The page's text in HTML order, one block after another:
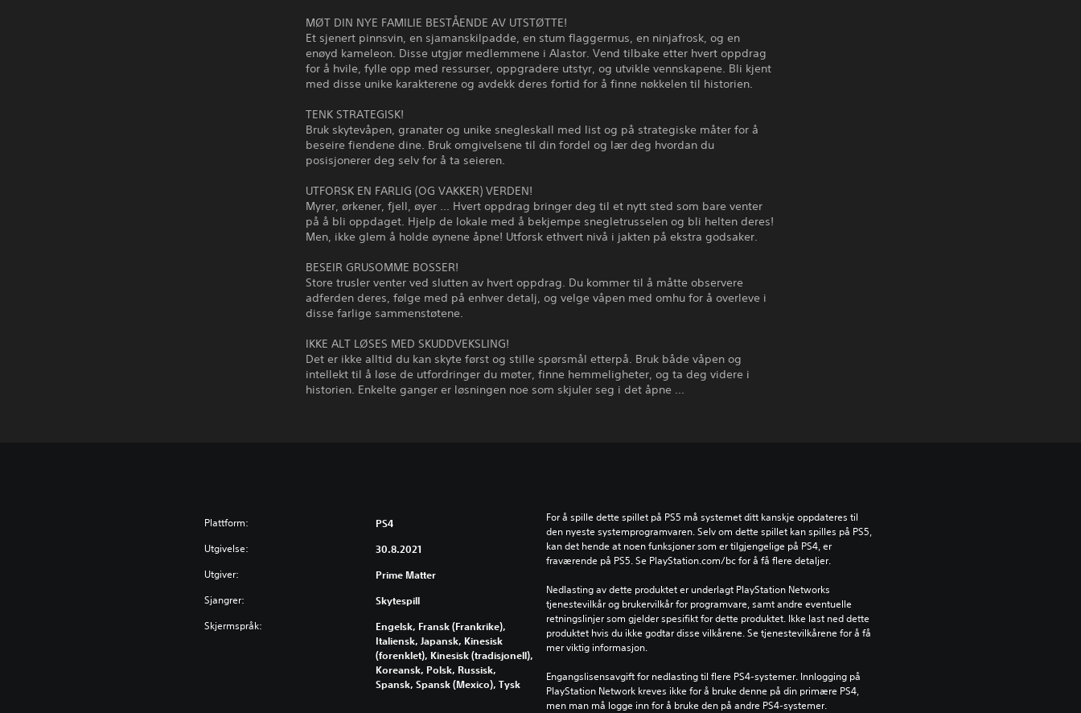
MØT DIN NYE FAMILIE BESTÅENDE AV UTSTØTTE!
Et sjenert pinnsvin, en sjamanskilpadde, en stum flaggermus, en ninjafrosk, og en
enøyd kameleon. Disse utgjør medlemmene i Alastor. Vend tilbake etter hvert oppdrag
for å hvile, fylle opp med ressurser, oppgradere utstyr, og utvikle vennskapene. Bli kjent
med disse unike karakterene og avdekk deres fortid for å finne nøkkelen til historien.
TENK STRATEGISK!
Bruk skytevåpen, granater og unike snegleskall med list og på strategiske måter for å
beseire fiendene dine. Bruk omgivelsene til din fordel og lær deg hvordan du
posisjonerer deg selv for å ta seieren.
UTFORSK EN FARLIG (OG VAKKER) VERDEN!
Myrer, ørkener, fjell, øyer ... Hvert oppdrag bringer deg til et nytt sted som bare venter
på å bli oppdaget. Hjelp de lokale med å bekjempe snegletrusselen og bli helten deres!
Men, ikke glem å holde øynene åpne! Utforsk ethvert nivå i jakten på ekstra godsaker.
BESEIR GRUSOMME BOSSER!
Store trusler venter ved slutten av hvert oppdrag. Du kommer til å måtte observere
adferden deres, følge med på enhver detalj, og velge våpen med omhu for å overleve i
disse farlige sammenstøtene.
IKKE ALT LØSES MED SKUDDVEKSLING!
Det er ikke alltid du kan skyte først og stille spørsmål etterpå. Bruk både våpen og
intellekt til å løse de utfordringer du møter, finne hemmeligheter, og ta deg videre i
historien. Enkelte ganger er løsningen noe som skjuler seg i det åpne ...
Plattform: PS4
Utgivelse: 30.8.2021
Utgiver: Prime Matter
Sjangrer: Skytespill
Skjermspråk:
Engelsk, Fransk (Frankrike),
Italiensk, Japansk, Kinesisk
(forenklet), Kinesisk (tradisjonell),
Koreansk, Polsk, Russisk,
Spansk, Spansk (Mexico), Tysk
For å spille dette spillet på PS5 må systemet ditt kanskje oppdateres til
den nyeste systemprogramvaren. Selv om dette spillet kan spilles på PS5,
kan det hende at noen funksjoner som er tilgjengelige på PS4, er
fraværende på PS5. Se PlayStation.com/bc for å få flere detaljer.
Nedlasting av dette produktet er underlagt PlayStation Networks
tjenestevilkår og brukervilkår for programvare, samt andre eventuelle
retningslinjer som gjelder spesifikt for dette produktet. Ikke last ned dette
produktet hvis du ikke godtar disse vilkårene. Se tjenestevilkårene for å få
mer viktig informasjon.
Engangslisensavgift for nedlasting til flere PS4-systemer. Innlogging på
PlayStation Network kreves ikke for å bruke denne på din primære PS4,
men man må logge inn for å bruke den på andre PS4-systemer.